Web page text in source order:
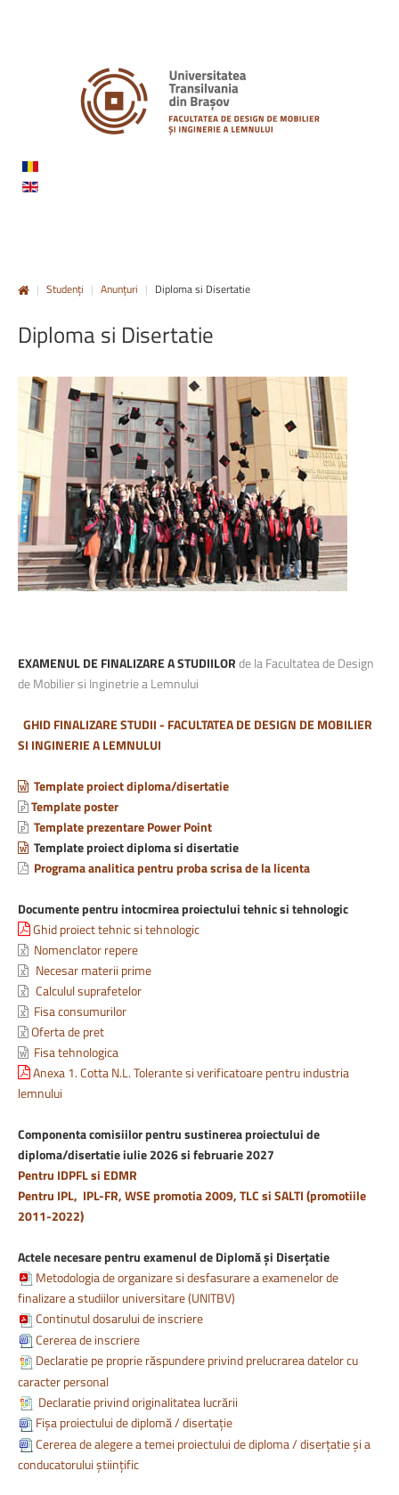
| Studenți | Anunțuri | Diploma si Disertatie
Diploma si Disertatie
EXAMENUL DE FINALIZARE A STUDIILORde la Facultatea de Design
de Mobilier si Inginetrie a Lemnului
GHID FINALIZARE STUDII - FACULTATEA DE DESIGN DE MOBILIER
SI INGINERIE A LEMNULUI
Template proiect diploma/disertatie
Template poster
Template prezentare Power Point
Template proiect diploma si disertatie
Programa analitica pentru proba scrisa de la licenta
Documente pentru intocmirea proiectului tehnic si tehnologic
Ghid proiect tehnic si tehnologic
Nomenclator repere
Necesar materii prime
Calculul suprafetelor
Fisa consumurilor
Oferta de pret
Fisa tehnologica
Anexa 1. Cotta N.L. Tolerante si verificatoare pentru industria
lemnului
Componenta comisiilor pentru sustinerea proiectului de
diploma/disertatie iulie 2026 si februarie 2027
Pentru IDPFL si EDMR
Pentru IPL, IPL-FR, WSE promotia 2009, TLC si SALTI (promotiile
2011-2022)
Actele necesare pentru examenul de Diplomă și Diserțatie
Metodologia de organizare si desfasurare a examenelor de
finalizare a studiilor universitare (UNITBV)
Continutul dosarului de inscriere
Cererea de inscriere
Declaratie pe proprie răspundere privind prelucrarea datelor cu
caracter personal
Declaratie privind originalitatea lucrării
Fișa proiectului de diplomă / disertație
Cererea de alegere a temei proiectului de diploma / diserțatie și a
conducatorului științific